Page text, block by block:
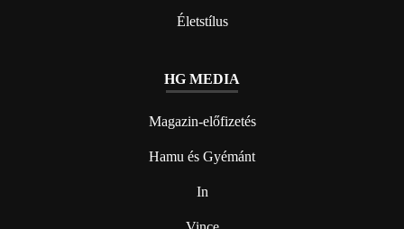
Életstílus
HG MEDIA
Magazin-előfizetés
Hamu és Gyémánt
In